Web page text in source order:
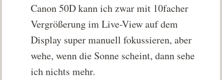
Canon 50D kann ich zwar mit 10facher
Vergrößerung im Live-View auf dem
Display super manuell fokussieren, aber
wehe, wenn die Sonne scheint, dann sehe
ich nichts mehr.